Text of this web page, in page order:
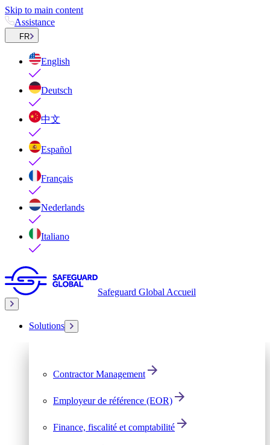
Skip to main content
Assistance
FR
English
Deutsch
中文
Español
Français
Nederlands
Italiano
Safeguard Global Accueil
Solutions
Contractor Management
Employeur de référence (EOR)
Finance, fiscalité et comptabilité